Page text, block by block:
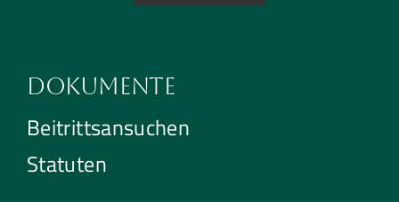
Dokumente
Beitrittsansuchen
Statuten